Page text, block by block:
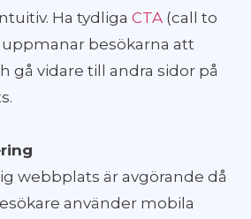
Ha tydliga CTA (call to
besökarna att
gå vidare till andra sidor på
webbplats är avgörande då
använder mobila